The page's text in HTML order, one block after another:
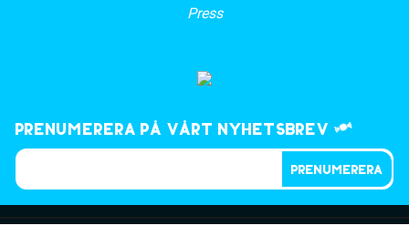
Press
Prenumerera på vårt nyhetsbrev
PRENUMERERA